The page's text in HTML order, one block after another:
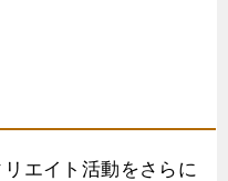
エイト活動をさらに